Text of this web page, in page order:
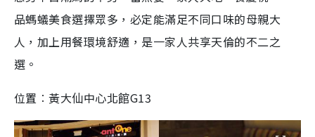
品螞蟻美食選擇眾多，必定能滿足不同口味的母親大
人，加上用餐環境舒適，是一家人共享天倫的不二之
選。
位置︰黃大仙中心北館G13